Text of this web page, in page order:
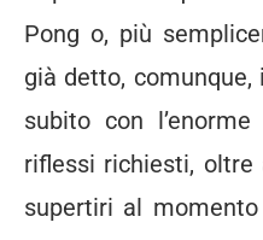
Pong o, più
già detto,
subito con
riflessi richiesti, oltre
supertiri al